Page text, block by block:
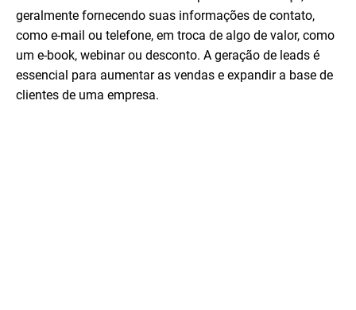
geralmente fornecendo suas informações de contato,
como e-mail ou telefone, em troca de algo de valor, como
um e-book, webinar ou desconto. A geração de leads é
essencial para aumentar as vendas e expandir a base de
clientes de uma empresa.